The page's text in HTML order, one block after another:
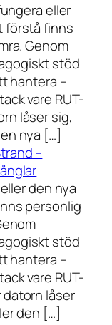
eller
förstå finns
Genom
stöd
hantera –
vare RUT-
låser sig,
nya […]
–
den nya
personlig
stöd
hantera –
vare RUT-
datorn låser
den […]